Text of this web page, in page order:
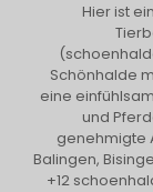
Hier ist
Schönhalde
eine
und
genehmigte
Balingen,
+12